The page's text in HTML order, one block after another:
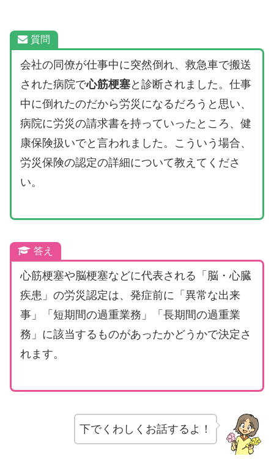
質問
会社の同僚が仕事中に突然倒れ、救急車で搬送
された病院で心筋梗塞と診断されました。仕事
中に倒れたのだから労災になるだろうと思い、
病院に労災の請求書を持っていったところ、健
康保険扱いでと言われました。こういう場合、
労災保険の認定の詳細について教えてくださ
い。
答え
心筋梗塞や脳梗塞などに代表される「脳・心臓
疾患」の労災認定は、発症前に「異常な出来
事」「短期間の過重業務」「長期間の過重業
務」に該当するものがあったかどうかで決定さ
れます。
下でくわしくお話するよ！